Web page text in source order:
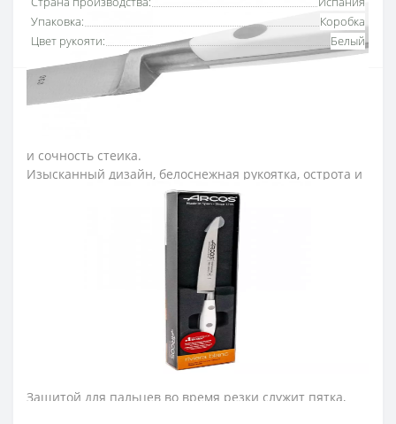
Упаковка:
Коробка
Цвет рукояти:
Белый
Нож для стейка 130 мм серии «Ривьера Белая»
и сочность стейка.
Изысканный дизайн, белоснежная рукоятка, острота и
удобство кованых ножей серии Arcos Riviera White не
оставят равнодушными как профессионального
повара, так и домашнего пользователя.
Лезвие стейкового ножа изготовили из эксклюзивной
нержавеющей стали NITRUM, которая имеет
сверхвысокую режущую способность, повышенную
твердость и коррозиестойкость. В результате лезвие
ножа долго не тупится, не ржавеет, поэтому изделие
имеет долгий срок службы.
Защитой для пальцев во время резки служит пятка,